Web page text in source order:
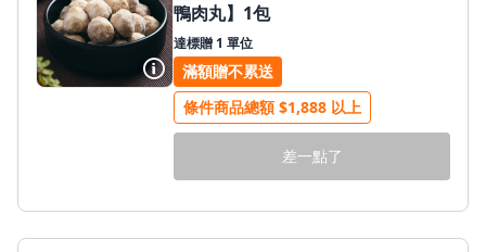
鴨肉丸】1包
達標贈 1 單位
滿額贈不累送
條件商品總額 $1,888 以上
差一點了